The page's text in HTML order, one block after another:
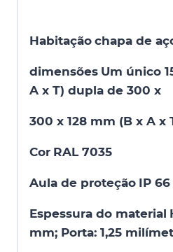
Habitação chapa de
dimensões Um único
A x T) dupla de 300 x
300 x 128 mm (B x A x
Cor RAL 7035
Aula de proteção IP 66
Espessura do material
mm; Porta: 1,25